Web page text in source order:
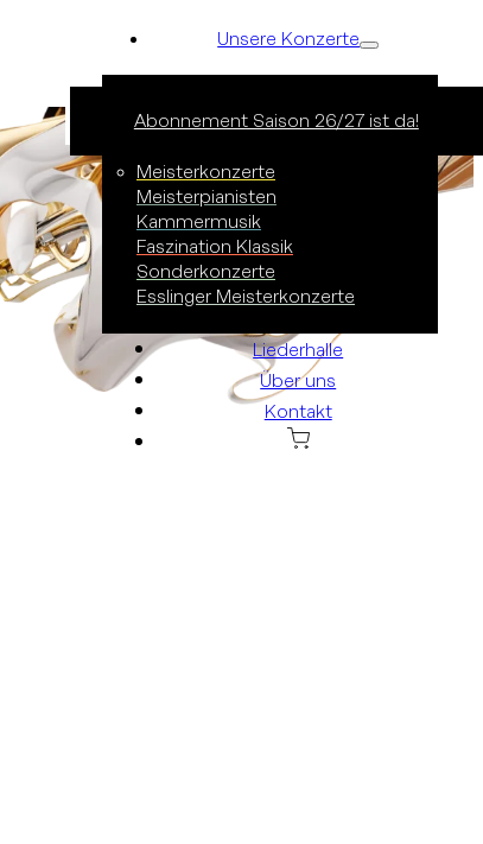
Unsere Konzerte
Alles anzeigen
Meisterkonzerte
Meisterpianisten
Kammermusik
Faszination Klassik
Sonderkonzerte
Esslinger Meisterkonzerte
Liederhalle
Über uns
Kontakt
Abonnement Saison 26/27 ist da!